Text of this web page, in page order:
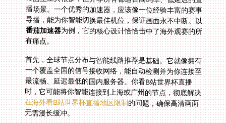
导播，能为你智能切换最佳机位，保证画面永不中断。以
番茄加速器为例，它的核心设计恰恰击中了海外观赛的所
有痛点。
首先，全球节点分布与智能线路推荐是基础。它就像拥有
一个覆盖全国的信号接收网络，能自动检测并为你连接至
最流畅、延迟最低的国内服务器。你看B站世界杯直播
时，它可能将你智能连接到上海或广州的节点，彻底解决
在海外看B站世界杯直播地区限制的问题，确保高清画面
无需漫长缓冲。